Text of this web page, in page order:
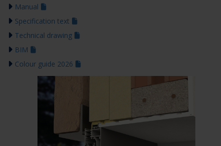
Manual
Specification text
Technical drawing
BIM
Colour guide 2026